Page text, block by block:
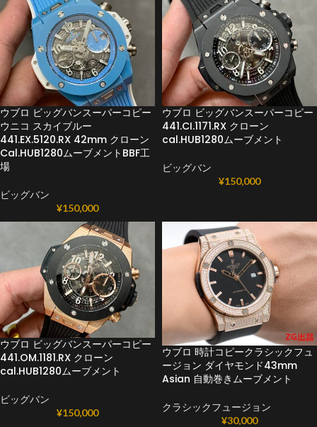
ウブロ ビッグバンスーパーコピー
ウニコ スカイブルー
441.EX.5120.RX 42mm クローン
Cal.HUB1280ムーブメントBBF工
場
ビッグバン
¥150,000
ウブロ ビッグバンスーパーコピー
441.CI.1171.RX クローン
cal.HUB1280ムーブメント
ビッグバン
¥150,000
ウブロ ビッグバンスーパーコピー
441.OM.1181.RX クローン
cal.HUB1280ムーブメント
ビッグバン
¥150,000
ウブロ 時計コピークラシックフュ
ージョン ダイヤモンド43mm
Asian 自動巻きムーブメント
クラシックフュージョン
¥30,000